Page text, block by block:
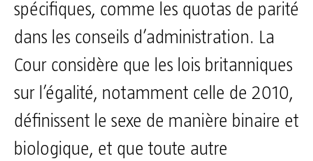
spécifiques, comme les quotas de parité
dans les conseils d’administration. La
Cour considère que les lois britanniques
sur l’égalité, notamment celle de 2010,
définissent le sexe de manière binaire et
biologique, et que toute autre